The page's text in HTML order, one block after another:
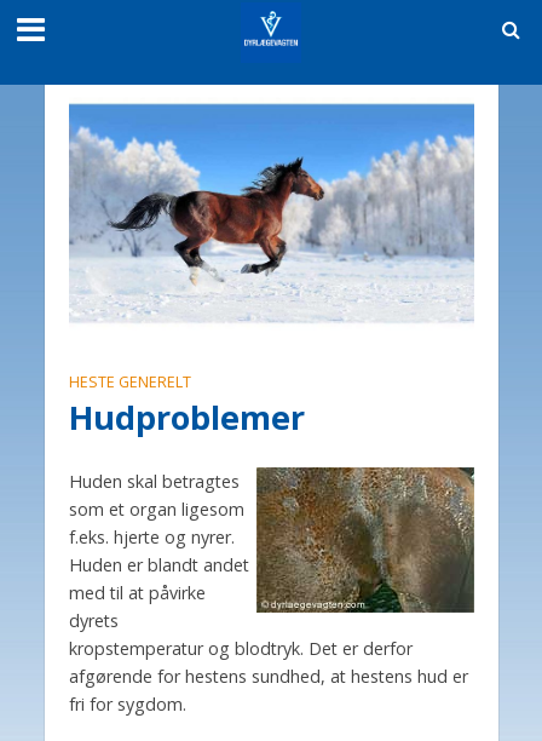
HESTE GENERELT
Hudproblemer
Huden skal betragtes
som et organ ligesom
f.eks. hjerte og nyrer.
Huden er blandt andet
med til at påvirke
dyrets
kropstemperatur og blodtryk. Det er derfor
afgørende for hestens sundhed, at hestens hud er
fri for sygdom.